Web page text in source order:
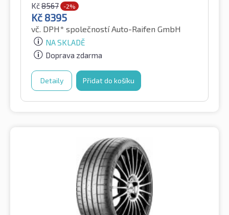
Kč8567 -2%
Kč 8395
vč. DPH* společností Auto-Raifen GmbH
NA SKLADĚ
Doprava zdarma
Detaily Přidat do košíku